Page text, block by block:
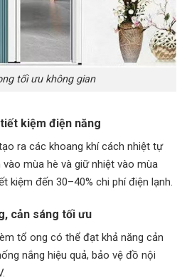
tối ưu không gian
kiệm điện năng
ra các khoang khí cách nhiệt tự
mùa hè và giữ nhiệt vào mùa
kiệm đến 30–40% chi phí điện lạnh.
cản sáng tối ưu
tổ ong có thể đạt khả năng cản
nắng hiệu quả, bảo vệ đồ nội